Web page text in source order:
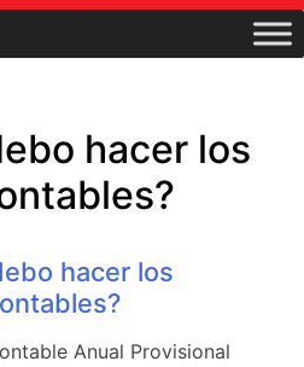
hacer los
hacer los
Anual Provisional